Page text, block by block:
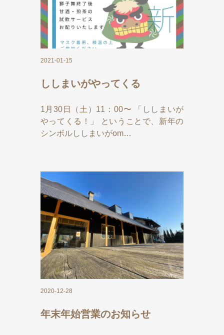
2021-01-15
ししまいがやってくる
1月30日（土）11：00〜 「ししまいが
やってくる！」 ということで、新年の
シンボルししまいがom…
2020-12-28
年末年始営業のお知らせ